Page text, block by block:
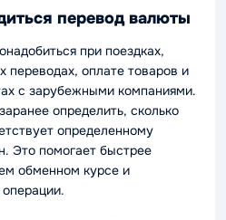
перевод валюты
при поездках,
оплате товаров и
с зарубежными компаниями.
определить, сколько
определенному
Это помогает быстрее
обменном курсе и